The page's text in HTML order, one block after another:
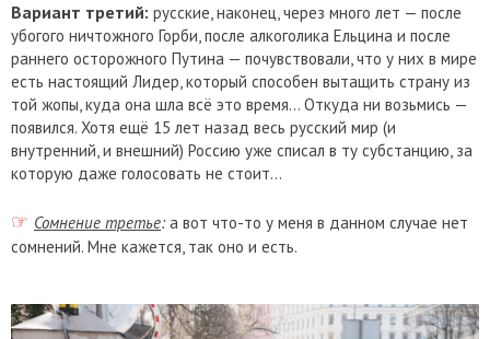
Вариант третий: русские, наконец, через много лет — после
убогого ничтожного Горби, после алкоголика Ельцина и после
раннего осторожного Путина — почувствовали, что у них в мире
есть настоящий Лидер, который способен вытащить страну из
той жопы, куда она шла всё это время... Откуда ни возьмись —
появился. Хотя ещё 15 лет назад весь русский мир (и
внутренний, и внешний) Россию уже списал в ту субстанцию, за
которую даже голосовать не стоит...
☞ Сомнение третье:а вот что-то у меня в данном случае нет
сомнений. Мне кажется, так оно и есть.